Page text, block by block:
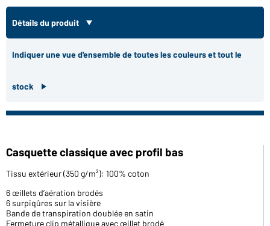
Détails du produit
Indiquer une vue d'ensemble de toutes les couleurs et tout le
stock
Casquette classique avec profil bas
Tissu extérieur (350 g/m²): 100% coton
6 œillets d’aération brodés
6 surpiqûres sur la visière
Bande de transpiration doublée en satin
Fermeture clip métallique avec œillet brodé